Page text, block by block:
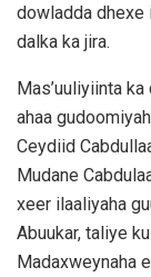
dowladda dhexe
dalka ka jira.
Mas’uuliyiinta
ahaa
Ceydiid
Mudane
xeer ilaaliyaha
Abuukar, taliye
Madaxweynaha